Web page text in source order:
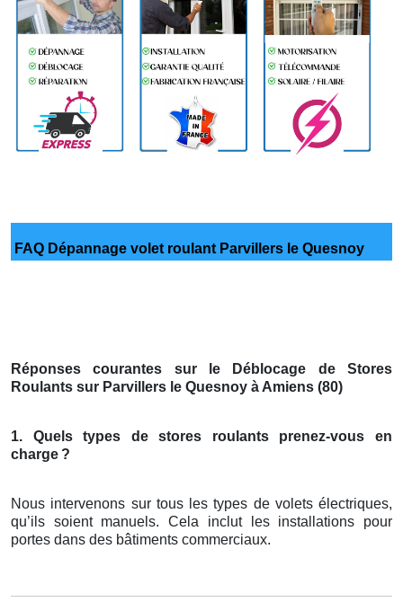
FAQ Dépannage volet roulant Parvillers le Quesnoy
Réponses courantes sur le Déblocage de Stores
Roulants sur Parvillers le Quesnoy à Amiens (80)
1. Quels types de stores roulants prenez-vous en
charge ?
Nous intervenons sur tous les types de volets électriques,
qu’ils soient manuels. Cela inclut les installations pour
portes dans des bâtiments commerciaux.